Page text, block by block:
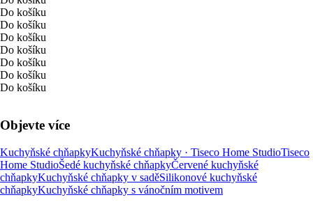
Do košíku
Do košíku
Do košíku
Do košíku
Do košíku
Do košíku
Do košíku
Objevte více
Kuchyňské chňapkyKuchyňské chňapky · Tiseco Home StudioTiseco
Home StudioŠedé kuchyňské chňapkyČervené kuchyňské
chňapkyKuchyňské chňapky v saděSilikonové kuchyňské
chňapkyKuchyňské chňapky s vánočním motivem